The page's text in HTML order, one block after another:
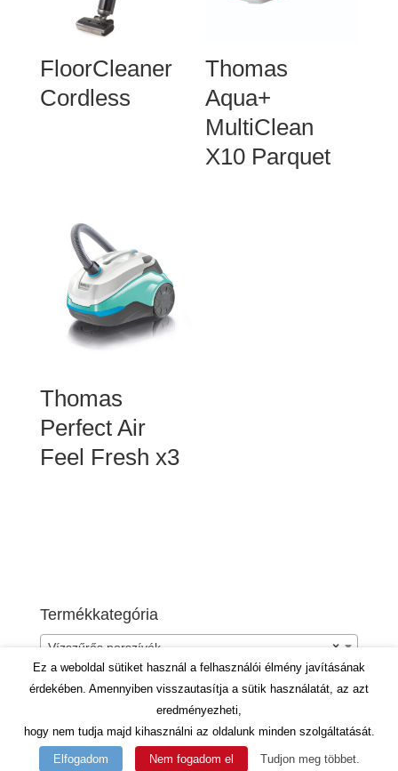
FloorCleaner
Cordless
Thomas
Aqua+
MultiClean
X10 Parquet
Thomas
Perfect Air
Feel Fresh x3
Termékkategória
×
Vízszűrős porszívók
designed byDirty Dot
Ez a weboldal sütiket használ a felhasználói élmény javításának
érdekében. Amennyiben visszautasítja a sütik használatát, az azt
eredményezheti,
hogy nem tudja majd kihasználni az oldalunk minden szolgáltatását.
Elfogadom Nem fogadom el Tudjon meg többet.